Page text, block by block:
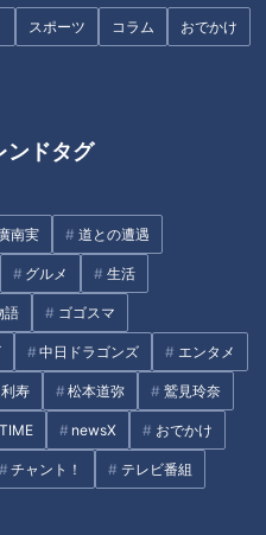
スポーツ コラム おでかけ
ンドタグ
南実 道との遭遇
グルメ 生活
語 ゴゴスマ
中日ドラゴンズ エンタメ
寿 松本道弥 鷲見玲奈
newsX おでかけ
チャント！ テレビ番組
新外国人タバちゃん、その明る
さがドラゴンズの救世主となる
か！
サンデードラゴンズ
ラ友と共有したい番組のコト